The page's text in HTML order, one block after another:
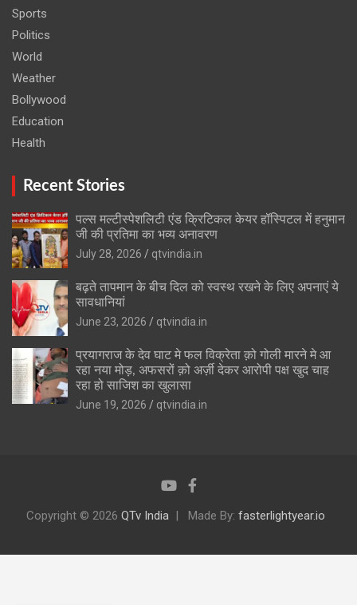
Sports
Politics
World
Weather
Bollywood
Education
Health
Recent Stories
पल्स मल्टीस्पेशलिटी एंड क्रिटिकल केयर हॉस्पिटल में हनुमान
जी की प्रतिमा का भव्य अनावरण
July 28, 2026
qtvindia.in
बढ़ते तापमान के बीच दिल को स्वस्थ रखने के लिए अपनाएं ये
सावधानियां
June 23, 2026
qtvindia.in
प्रयागराज के देव घाट मे फल विक्रेता क़ो गोली मारने मे आ
रहा नया मोड़, अफसरों क़ो अर्ज़ी देकर आरोपी पक्ष खुद चाह
रहा हो साजिश का खुलासा
June 19, 2026
qtvindia.in
Copyright © 2026 QTv India Made By: fasterlightyear.io